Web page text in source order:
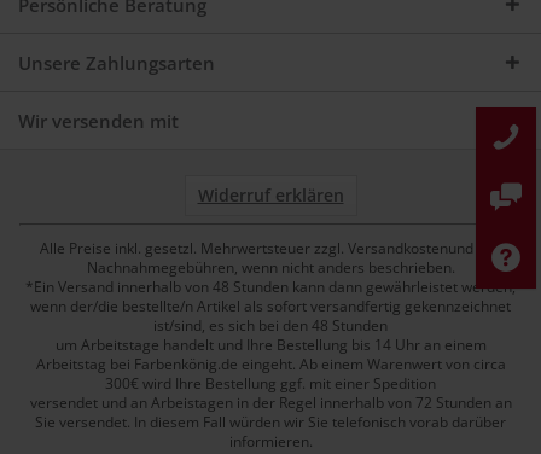
Persönliche Beratung
Unsere Zahlungsarten
Wir versenden mit
Widerruf erklären
Alle Preise inkl. gesetzl. Mehrwertsteuer zzgl. Versandkostenund ggf.
Nachnahmegebühren, wenn nicht anders beschrieben.
*Ein Versand innerhalb von 48 Stunden kann dann gewährleistet werden,
wenn der/die bestellte/n Artikel als sofort versandfertig gekennzeichnet
ist/sind, es sich bei den 48 Stunden
um Arbeitstage handelt und Ihre Bestellung bis 14 Uhr an einem
Arbeitstag bei Farbenkönig.de eingeht. Ab einem Warenwert von circa
300€ wird Ihre Bestellung ggf. mit einer Spedition
versendet und an Arbeistagen in der Regel innerhalb von 72 Stunden an
Sie versendet. In diesem Fall würden wir Sie telefonisch vorab darüber
informieren.